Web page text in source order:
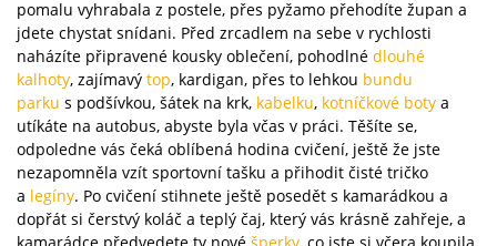
pračce.
pomalu vyhrabala z postele, přes pyžamo přehodíte župan a
jdete chystat snídani. Před zrcadlem na sebe v rychlosti
naházíte připravené kousky oblečení, pohodlné dlouhé
kalhoty, zajímavý top, kardigan, přes to lehkou bundu
parku s podšívkou, šátek na krk, kabelku, kotníčkové boty a
utíkáte na autobus, abyste byla včas v práci. Těšíte se,
odpoledne vás čeká oblíbená hodina cvičení, ještě že jste
nezapomněla vzít sportovní tašku a přihodit čisté tričko
a legíny. Po cvičení stihnete ještě posedět s kamarádkou a
dopřát si čerstvý koláč a teplý čaj, který vás krásně zahřeje, a